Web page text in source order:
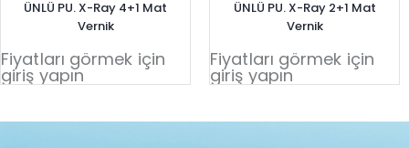
ÜNLÜ PU. X-Ray 4+1 Mat
Vernik
Fiyatları görmek için
giriş yapın
ÜNLÜ PU. X-Ray 2+1 Mat
Vernik
Fiyatları görmek için
giriş yapın